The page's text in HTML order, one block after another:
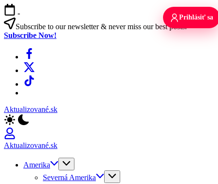
Skip
to
content
-
Subscribe to our newsletter & never miss our best posts.
Subscribe Now!
Facebook
X
TikTok
Aktualizované.sk
Aktualizované.sk
Amerika
Severná Amerika
Prihlásiť sa